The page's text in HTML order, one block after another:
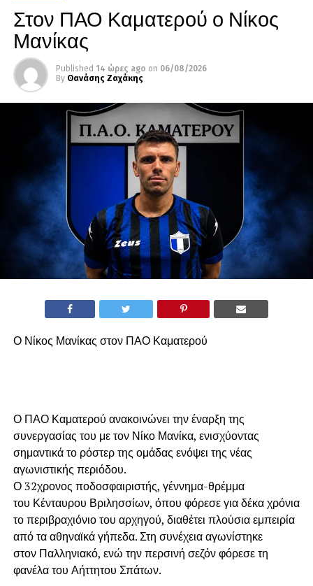
Στον ΠΑΟ Καματερού ο Νίκος
Μανίκας
Published 14 ώρες ago on 06/08/2026
By Θανάσης Ζαχάκης
Ο Νίκος Μανίκας στον ΠΑΟ Καματερού
Ο ΠΑΟ Καματερού ανακοινώνει την έναρξη της
συνεργασίας του με τον Νίκο Μανίκα, ενισχύοντας
σημαντικά το ρόστερ της ομάδας ενόψει της νέας
αγωνιστικής περιόδου.
Ο 32χρονος ποδοσφαιριστής, γέννημα-θρέμμα
του Κένταυρου Βριλησσίων, όπου φόρεσε για δέκα χρόνια
το περιβραχιόνιο του αρχηγού, διαθέτει πλούσια εμπειρία
από τα αθηναϊκά γήπεδα. Στη συνέχεια αγωνίστηκε
στον Παλληνιακό, ενώ την περσινή σεζόν φόρεσε τη
φανέλα του Αήττητου Σπάτων.